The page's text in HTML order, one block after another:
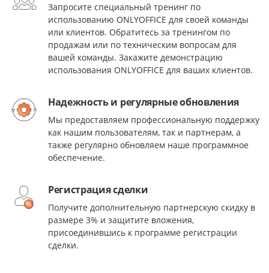
Запросите специальный тренинг по
использованию ONLYOFFICE для своей команды
или клиентов. Обратитесь за тренингом по
продажам или по техническим вопросам для
вашей команды. Закажите демонстрацию
использования ONLYOFFICE для ваших клиентов.
Надежность и регулярные обновления
Мы предоставляем профессиональную поддержку
как нашим пользователям, так и партнерам, а
также регулярно обновляем наше программное
обеспечение.
Регистрация сделки
Получите дополнительную партнерскую скидку в
размере 3% и защитите вложения,
присоединившись к программе регистрации
сделки.